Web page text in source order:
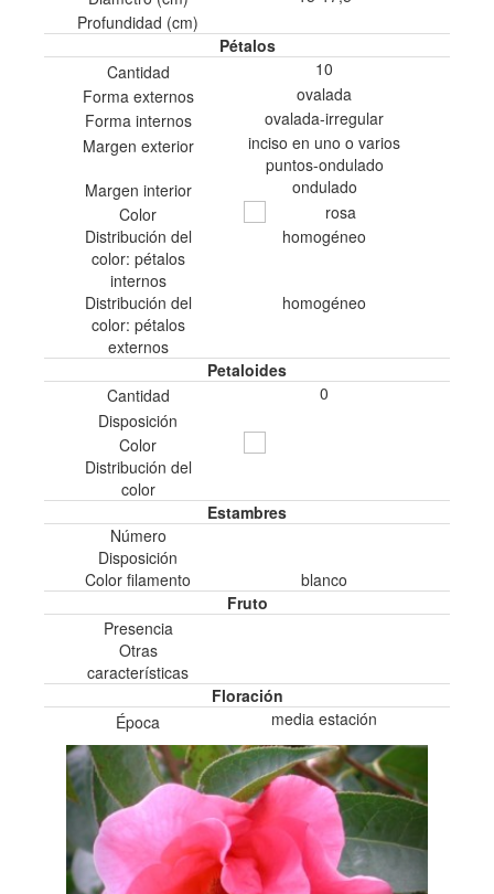
Profundidad (cm)
Pétalos
Cantidad
10
Forma externos
ovalada
Forma internos
ovalada-irregular
Margen exterior
inciso en uno o varios
puntos-ondulado
Margen interior
ondulado
Color
rosa
Distribución del
color: pétalos
internos
homogéneo
Distribución del
color: pétalos
externos
homogéneo
Petaloides
Cantidad
0
Disposición
Color
Distribución del
color
Estambres
Número
Disposición
Color filamento
blanco
Fruto
Presencia
Otras
características
Floración
Época
media estación